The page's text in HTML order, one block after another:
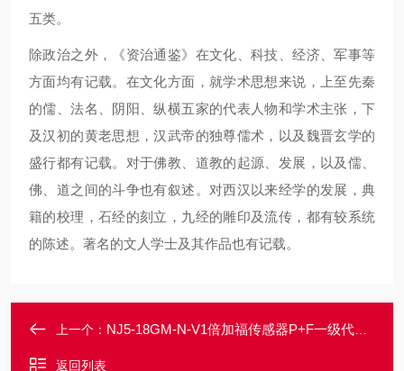
五类。
除政治之外，《资治通鉴》在文化、科技、经济、军事等
方面均有记载。在文化方面，就学术思想来说，上至先秦
的儒、法名、阴阳、纵横五家的代表人物和学术主张，下
及汉初的黄老思想，汉武帝的独尊儒术，以及魏晋玄学的
盛行都有记载。对于佛教、道教的起源、发展，以及儒、
佛、道之间的斗争也有叙述。对西汉以来经学的发展，典
籍的校理，石经的刻立，九经的雕印及流传，都有较系统
的陈述。著名的文人学士及其作品也有记载。
上一个： NJ5-18GM-N-V1倍加福传感器P+F一级代理商德国
返回列表